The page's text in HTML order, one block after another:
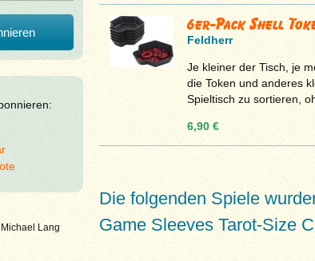
Lang
6er-Pack Shell
Feldherr
Je kleiner der Tisch, je
die Token und anderes
Spieltisch zu sortieren,
6,90 €
Die folgenden Spiele
Game Sleeves Tarot-Size